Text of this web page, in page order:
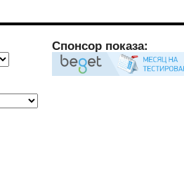
Спонсор показа: